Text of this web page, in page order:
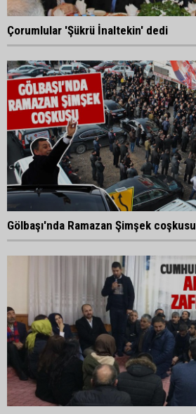
Çorumlular 'Şükrü İnaltekin' dedi
Gölbaşı'nda Ramazan Şimşek coşkusu